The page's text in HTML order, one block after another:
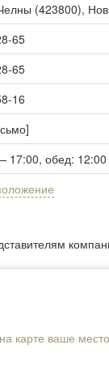
(423800),
65
65
16
17:00, обед:
карте ваше